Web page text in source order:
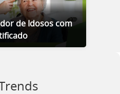
de Idosos com